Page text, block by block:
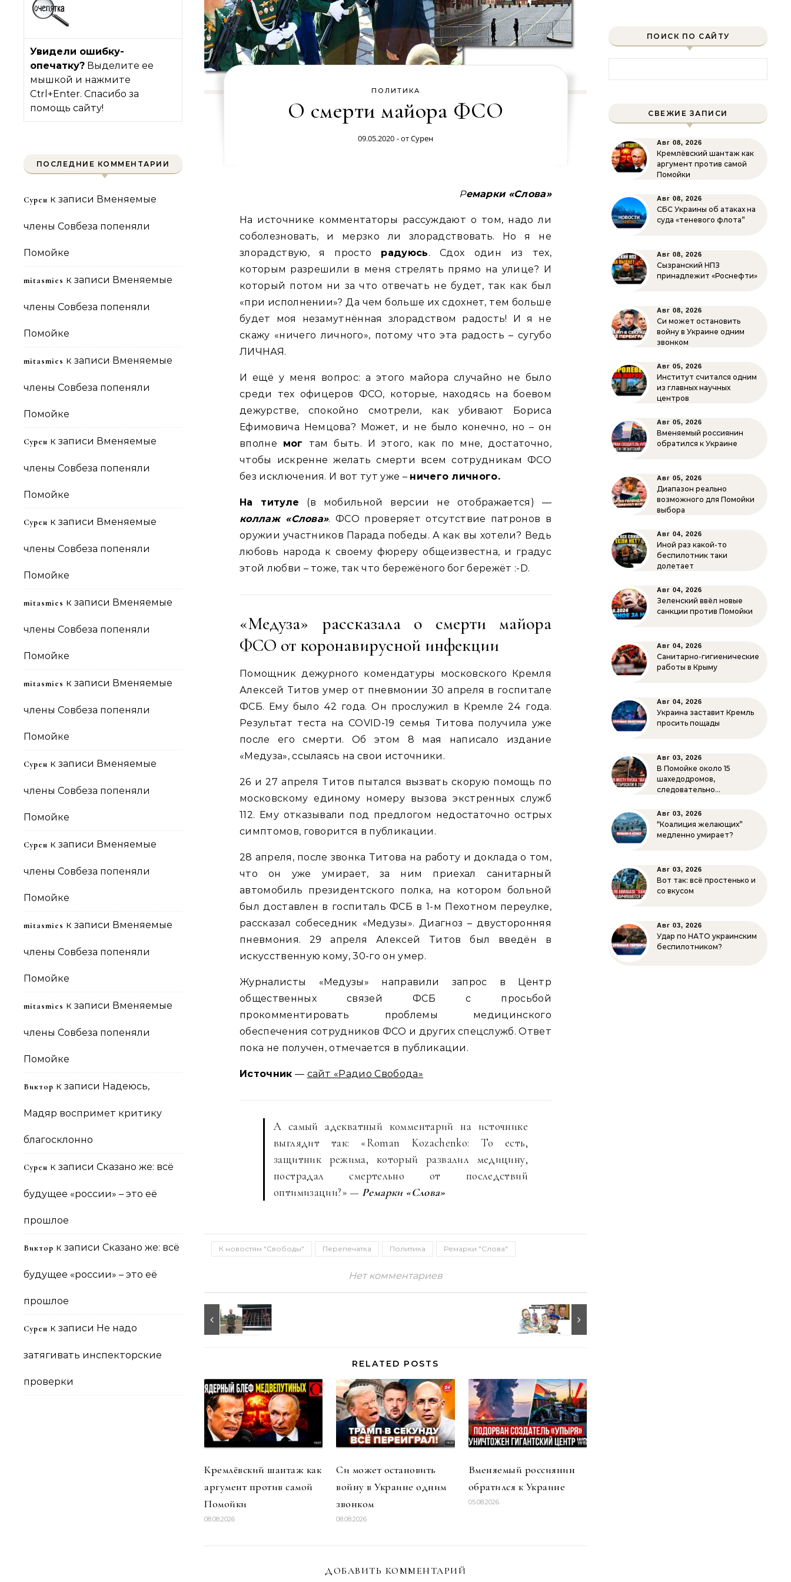
Увидели ошибку-
опечатку? Выделите ее
мышкой и нажмите
Ctrl+Enter. Спасибо за
помощь сайту!
ПОСЛЕДНИЕ КОММЕНТАРИИ
Сурен к записи Вменяемые
члены Совбеза попеняли
Помойке
mitasmies к записи Вменяемые
члены Совбеза попеняли
Помойке
mitasmies к записи Вменяемые
члены Совбеза попеняли
Помойке
Сурен к записи Вменяемые
члены Совбеза попеняли
Помойке
Сурен к записи Вменяемые
члены Совбеза попеняли
Помойке
mitasmies к записи Вменяемые
члены Совбеза попеняли
Помойке
mitasmies к записи Вменяемые
члены Совбеза попеняли
Помойке
Сурен к записи Вменяемые
члены Совбеза попеняли
Помойке
Сурен к записи Вменяемые
члены Совбеза попеняли
Помойке
mitasmies к записи Вменяемые
члены Совбеза попеняли
Помойке
mitasmies к записи Вменяемые
члены Совбеза попеняли
Помойке
Виктор к записи Надеюсь,
Мадяр воспримет критику
благосклонно
Сурен к записи Сказано же: всё
будущее «россии» – это её
прошлое
Виктор к записи Сказано же: всё
будущее «россии» – это её
прошлое
Сурен к записи Не надо
затягивать инспекторские
проверки
ПОЛИТИКА
О смерти майора ФСО
09.05.2020 - отСурен
Ремарки «Слова»
На источнике комментаторы рассуждают о том, надо ли
соболезновать, и мерзко ли злорадствовать. Но я не
злорадствую, я просто радуюсь. Сдох один из тех,
которым разрешили в меня стрелять прямо на улице? И
который потом ни за что отвечать не будет, так как был
«при исполнении»? Да чем больше их сдохнет, тем больше
будет моя незамутнённая злорадством радость! И я не
скажу «ничего личного», потому что эта радость – сугубо
ЛИЧНАЯ.
И ещё у меня вопрос: а этого майора случайно не было
среди тех офицеров ФСО, которые, находясь на боевом
дежурстве, спокойно смотрели, как убивают Бориса
Ефимовича Немцова? Может, и не было конечно, но – он
вполне мог там быть. И этого, как по мне, достаточно,
чтобы искренне желать смерти всем сотрудникам ФСО
без исключения. И вот тут уже – ничего личного.
На титуле (в мобильной версии не отображается) —
коллаж «Слова». ФСО проверяет отсутствие патронов в
оружии участников Парада победы. А как вы хотели? Ведь
любовь народа к своему фюреру общеизвестна, и градус
этой любви – тоже, так что бережёного бог бережёт :-D.
«Медуза» рассказала о смерти майора
ФСО от коронавирусной инфекции
Помощник дежурного комендатуры московского Кремля
Алексей Титов умер от пневмонии 30 апреля в госпитале
ФСБ. Ему было 42 года. Он прослужил в Кремле 24 года.
Результат теста на COVID-19 семья Титова получила уже
после его смерти. Об этом 8 мая написало издание
«Медуза», ссылаясь на свои источники.
26 и 27 апреля Титов пытался вызвать скорую помощь по
московскому единому номеру вызова экстренных служб
112. Ему отказывали под предлогом недостаточно острых
симптомов, говорится в публикации.
28 апреля, после звонка Титова на работу и доклада о том,
что он уже умирает, за ним приехал санитарный
автомобиль президентского полка, на котором больной
был доставлен в госпиталь ФСБ в 1-м Пехотном переулке,
рассказал собеседник «Медузы». Диагноз – двусторонняя
пневмония. 29 апреля Алексей Титов был введён в
искусственную кому, 30-го он умер.
Журналисты «Медузы» направили запрос в Центр
общественных связей ФСБ с просьбой
прокомментировать проблемы медицинского
обеспечения сотрудников ФСО и других спецслужб. Ответ
пока не получен, отмечается в публикации.
Источник — сайт «Радио Свобода»
А самый адекватный комментарий на источнике
выглядит так: «Roman Kozachenko: То есть,
защитник режима, который развалил медицину,
пострадал смертельно от последствий
оптимизации?» — Ремарки «Слова»
К новостям "Свободы" Перепечатка Политика Ремарки "Слова"
Нет комментариев
RELATED POSTS
Кремлёвский шантаж как
аргумент против самой
Помойки
08.08.2026
Си может остановить
войну в Украине одним
звонком
08.08.2026
Вменяемый россиянин
обратился к Украине
05.08.2026
ДОБАВИТЬ КОММЕНТАРИЙ
ПОИСК ПО САЙТУ
СВЕЖИЕ ЗАПИСИ
Авг 08, 2026
Кремлёвский шантаж как
аргумент против самой
Помойки
Авг 08, 2026
СБС Украины об атаках на
суда «теневого флота”
Авг 08, 2026
Сызранский НПЗ
принадлежит «Роснефти»
Авг 08, 2026
Си может остановить
войну в Украине одним
звонком
Авг 05, 2026
Институт считался одним
из главных научных
центров
Авг 05, 2026
Вменяемый россиянин
обратился к Украине
Авг 05, 2026
Диапазон реально
возможного для Помойки
выбора
Авг 04, 2026
Иной раз какой-то
беспилотник таки
долетает
Авг 04, 2026
Зеленский ввёл новые
санкции против Помойки
Авг 04, 2026
Санитарно-гигиенические
работы в Крыму
Авг 04, 2026
Украина заставит Кремль
просить пощады
Авг 03, 2026
В Помойке около 15
шахедодромов,
следовательно…
Авг 03, 2026
“Коалиция желающих”
медленно умирает?
Авг 03, 2026
Вот так: всё простенько и
со вкусом
Авг 03, 2026
Удар по НАТО украинским
беспилотником?